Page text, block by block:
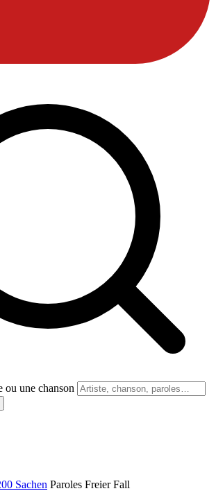
ou une chanson
Sachen Paroles Freier Fall